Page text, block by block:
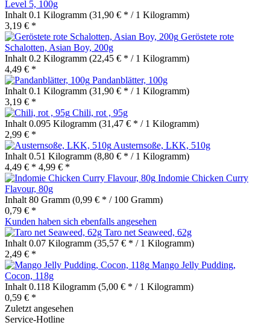
Level 5, 100g
Inhalt 0.1 Kilogramm (31,90 € * / 1 Kilogramm)
3,19 € *
Geröstete rote
Schalotten, Asian Boy, 200g
Inhalt 0.2 Kilogramm (22,45 € * / 1 Kilogramm)
4,49 € *
Pandanblätter, 100g
Inhalt 0.1 Kilogramm (31,90 € * / 1 Kilogramm)
3,19 € *
Chili, rot , 95g
Inhalt 0.095 Kilogramm (31,47 € * / 1 Kilogramm)
2,99 € *
Austernsoße, LKK, 510g
Inhalt 0.51 Kilogramm (8,80 € * / 1 Kilogramm)
4,49 € * 4,99 € *
Indomie Chicken Curry
Flavour, 80g
Inhalt 80 Gramm (0,99 € * / 100 Gramm)
0,79 € *
Kunden haben sich ebenfalls angesehen
Taro net Seaweed, 62g
Inhalt 0.07 Kilogramm (35,57 € * / 1 Kilogramm)
2,49 € *
Mango Jelly Pudding,
Cocon, 118g
Inhalt 0.118 Kilogramm (5,00 € * / 1 Kilogramm)
0,59 € *
Zuletzt angesehen
Service-Hotline